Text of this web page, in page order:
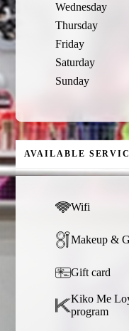
Wednesday
Thursday
Friday
Saturday
Sunday
AVAILABLE
Wifi
Makeup &
Gift card
Kiko Me
program